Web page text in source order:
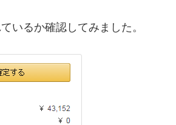
いるか確認してみました。